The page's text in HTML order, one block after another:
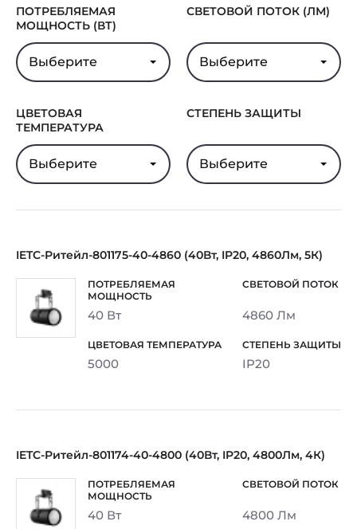
ПОТРЕБЛЯЕМАЯ
МОЩНОСТЬ (ВТ)
Выберите
СВЕТОВОЙ ПОТОК (ЛМ)
Выберите
ЦВЕТОВАЯ
ТЕМПЕРАТУРА
Выберите
СТЕПЕНЬ ЗАЩИТЫ
Выберите
IETC-Ритейл-801175-40-4860 (40Вт, IP20, 4860Лм, 5К)
40 Вт 4860 Лм
5000 IP20
IETC-Ритейл-801174-40-4800 (40Вт, IP20, 4800Лм, 4К)
40 Вт 4800 Лм